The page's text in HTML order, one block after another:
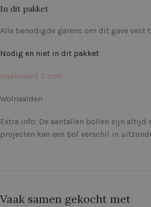
In dit pakket
Alle benodigde garens om dit gave vest
Nodig en niet in dit pakket
Haaknaald 7 mm
Wolnaalden
Extra info: De aantallen bollen zijn
projecten kan een bol verschil in
Vaak samen gekocht met